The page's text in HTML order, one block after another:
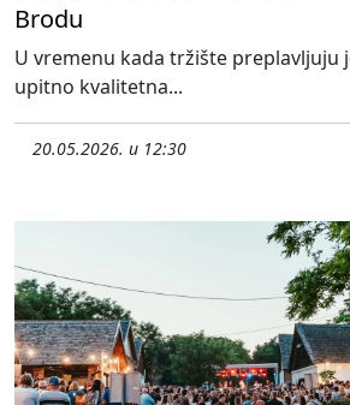
Brodu
U vremenu kada tržište preplavljuju
upitno kvalitetna...
20.05.2026. u 12:30